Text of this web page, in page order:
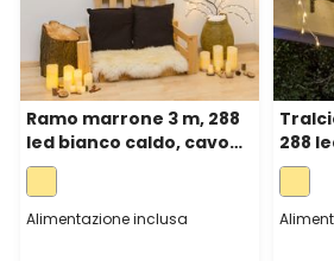
Ramo marrone 3 m, 288
led bianco caldo, cavo
marrone
Alimentazione inclusa
288
cavo